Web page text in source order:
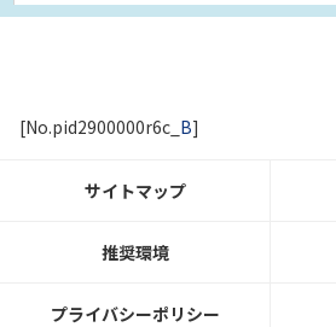
[No.pid2900000r6c_ B]
サイトマップ
推奨環境
プライバシーポリシー